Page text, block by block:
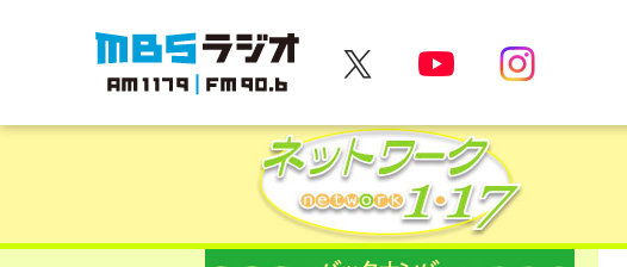
MBSラジオ 1179|FM90.6